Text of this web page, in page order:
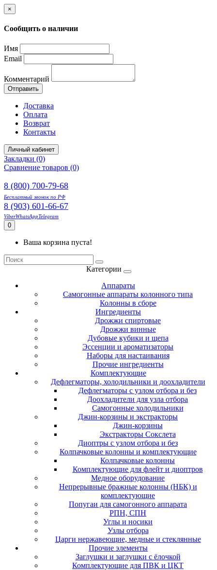
×
Сообщить о наличии
Имя
Email
Комментарий
Отправить
Доставка
Оплата
Возврат
Контакты
Личный кабинет
Закладки (0)
Сравнение товаров (0)
8 (800) 700-79-68
Бесплатный звонок по РФ
8 (903) 601-66-67
ViberWhatsAppTelegram
0
Ваша корзина пуста!
Категории
Аппараты
Самогонные аппараты колонного типа
Колонны в сборе
Ингредиенты
Дрожжи спиртовые
Дрожжи винные
Дубовые кубики и щепа
Эссенции и ароматизаторы
Наборы для настаивания
Прочие ингредиенты
Комплектующие
Дефлегматоры, холодильники и доохладители
Дефлегматоры с узлом отбора и без
Доохладители для узла отбора
Самогонные холодильники
Джин-корзины и экстракторы
Джин-корзины
Экстракторы Сокслета
Диоптры с узлом отбора и без
Колпачковые колонны и комплектующие
Колпачковые колонны
Комплектующие для флейт и диоптров
Медное оборудование
Непрерывные бражные колонны (НБК) и
комплектующие
Попугаи для самогонного аппарата
РПН, СПН
Углы и носики
Узлы отбора
Царги нержавеющие, медные и стеклянные
Прочие элементы
Заглушки и заглушки с ёлочкой
Комплектующие для ПВК и ЦКТ